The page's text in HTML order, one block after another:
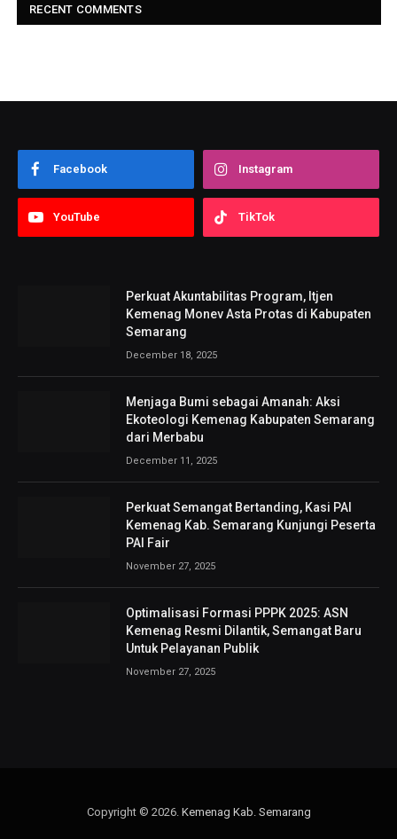
RECENT COMMENTS
Facebook Instagram
YouTube TikTok
Perkuat Akuntabilitas Program, Itjen
Kemenag Monev Asta Protas di Kabupaten
Semarang
December 18, 2025
Menjaga Bumi sebagai Amanah: Aksi
Ekoteologi Kemenag Kabupaten Semarang
dari Merbabu
December 11, 2025
Perkuat Semangat Bertanding, Kasi PAI
Kemenag Kab. Semarang Kunjungi Peserta
PAI Fair
November 27, 2025
Optimalisasi Formasi PPPK 2025: ASN
Kemenag Resmi Dilantik, Semangat Baru
Untuk Pelayanan Publik
November 27, 2025
Copyright © 2026. Kemenag Kab. Semarang